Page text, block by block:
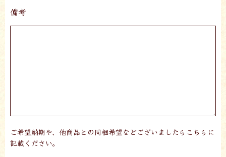
備考
ご希望納期や、他商品との同梱希望などございましたらこちらに
記載ください。